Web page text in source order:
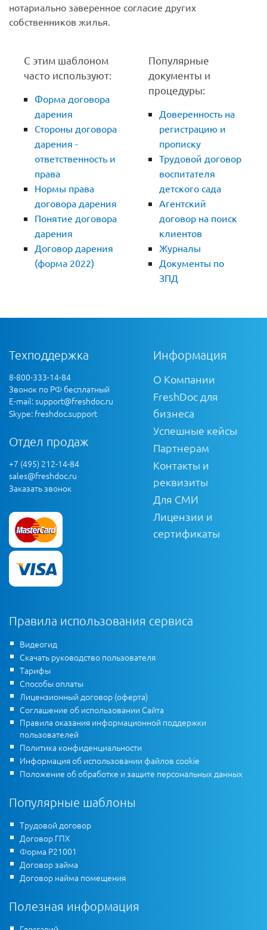
нотариально заверенное согласие других
собственников жилья.
С этим шаблоном
часто используют:
Форма договора
дарения
Стороны договора
дарения -
ответственность и
права
Нормы права
договора дарения
Понятие договора
дарения
Договор дарения
(форма 2022)
Популярные
документы и
процедуры:
Доверенность на
регистрацию и
прописку
Трудовой договор
воспитателя
детского сада
Агентский
договор на поиск
клиентов
Журналы
Документы по
ЗПД
Техподдержка
8-800-333-14-84
Звонок по РФ бесплатный
E-mail:support@freshdoc.ru
Skype: freshdoc.support
Отдел продаж
+7 (495) 212-14-84
sales@freshdoc.ru
Заказать звонок
Информация
О Компании
FreshDoc для
бизнеса
Успешные кейсы
Партнерам
Контакты и
реквизиты
Для СМИ
Лицензии и
сертификаты
Правила использования сервиса
Видеогид
Скачать руководство пользователя
Тарифы
Способы оплаты
Лицензионный договор (оферта)
Соглашение об использовании Сайта
Правила оказания информационной поддержки
пользователей
Политика конфиденциальности
Информация об использовании файлов cookie
Положение об обработке и защите персональных данных
Популярные шаблоны
Трудовой договор
Договор ГПХ
Форма Р21001
Договор займа
Договор найма помещения
Полезная информация